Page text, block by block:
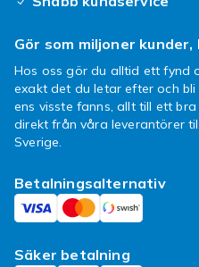
hittar du produkter för
fungerar direkt med
Nytt varje dag
Sortimentet fylls på
produkter, så det lönar
gärna in regelbundet
produkter och bra priser.
Handla
Gör som miljoner
Hos oss gör du alltid ett fynd
exakt det du letar efter och
ens visste fanns, allt till ett
direkt från våra leverantörer
Sverige.
Betalningsalternativ
Säker betalning